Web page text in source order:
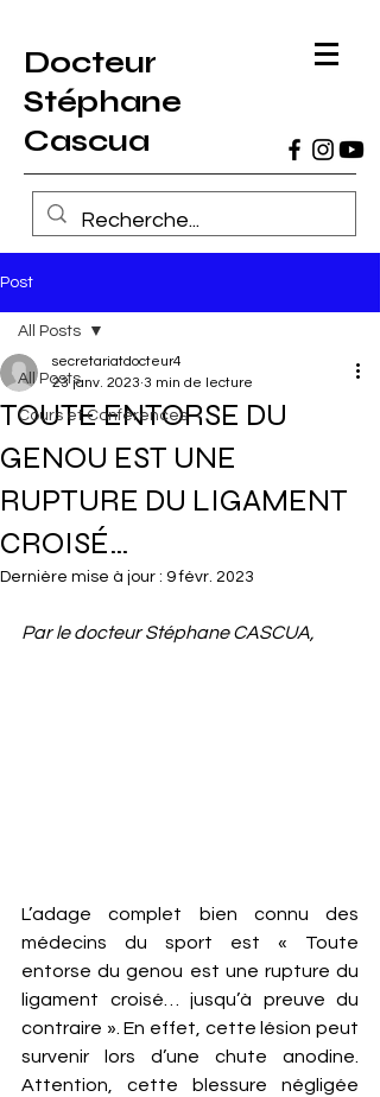
Docteur
Stéphane
Cascua
Post
All Posts
Cours et Conférences
All Posts
TOUTE ENTORSE DU
GENOU EST UNE
RUPTURE DU LIGAMENT
CROISÉ…
secretariatdocteur4
23 janv. 2023 3 min de lecture
Dernière mise à jour : 9 févr. 2023
Par le docteur Stéphane CASCUA,
L’adage complet bien connu des
médecins du sport est « Toute
entorse du genou est une rupture du
ligament croisé… jusqu’à preuve du
contraire ». En effet, cette lésion peut
survenir lors d’une chute anodine.
Attention, cette blessure négligée